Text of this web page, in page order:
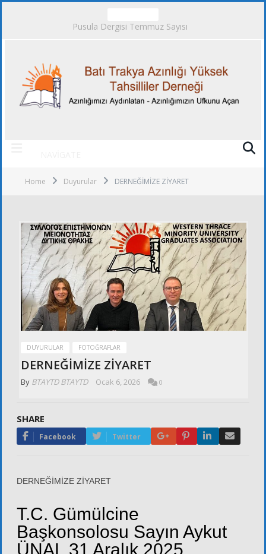
Pusula Dergisi Temmuz Sayısı
Home Duyurular DERNEĞİMİZE ZİYARET
DUYURULAR FOTOĞRAFLAR
DERNEĞİMİZE ZİYARET
By BTAYTD BTAYTD Ocak 6, 2026 0
SHARE
Facebook Twitter Google+PinterestLinkedIn
DERNEĞİMİZE ZİYARET
T.C. Gümülcine
Başkonsolosu Sayın Aykut
ÜNAL 31 Aralık 2025